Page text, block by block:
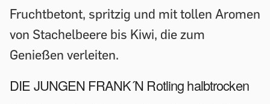
Fruchtbetont, spritzig und mit tollen Aromen
von Stachelbeere bis Kiwi, die zum
Genießen verleiten.
DIE JUNGEN FRANK´N Rotling halbtrocken